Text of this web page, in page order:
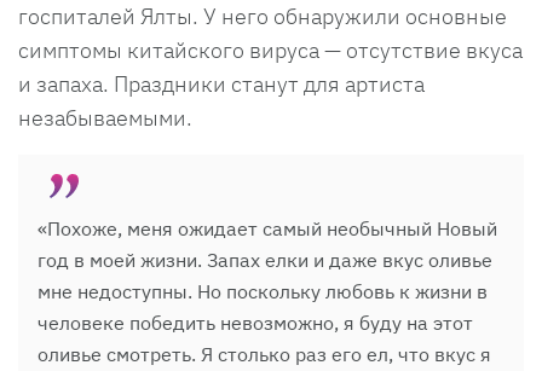
госпиталей Ялты. У него обнаружили основные
симптомы китайского вируса — отсутствие вкуса
и запаха. Праздники станут для артиста
незабываемыми.
«Похоже, меня ожидает самый необычный Новый
год в моей жизни. Запах елки и даже вкус оливье
мне недоступны. Но поскольку любовь к жизни в
человеке победить невозможно, я буду на этот
оливье смотреть. Я столько раз его ел, что вкус я